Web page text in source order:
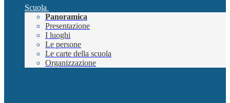
Scuola
Panoramica
Presentazione
I luoghi
Le persone
Le carte della scuola
Organizzazione